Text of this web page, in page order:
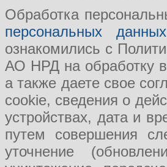
Обработка
персональных
ознакомились с
АО НРД на обработку
а также даете свое
cookie, сведения о
устройствах, дата и
путем совершения
уточнение